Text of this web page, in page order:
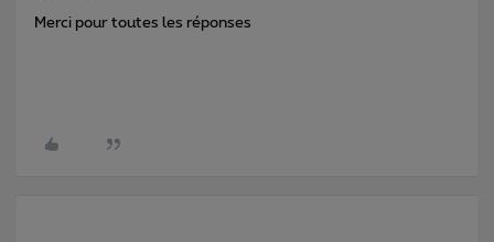
Merci pour toutes les réponses